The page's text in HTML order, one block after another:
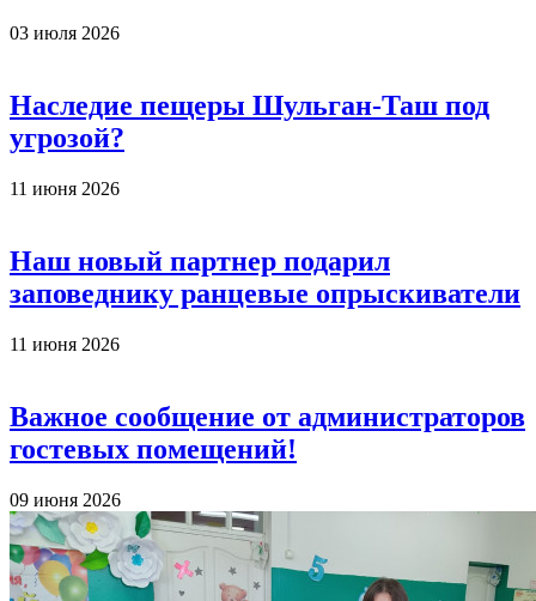
03 июля 2026
Наследие пещеры Шульган-Таш под
угрозой?
11 июня 2026
Наш новый партнер подарил
заповеднику ранцевые опрыскиватели
11 июня 2026
Важное сообщение от администраторов
гостевых помещений!
09 июня 2026